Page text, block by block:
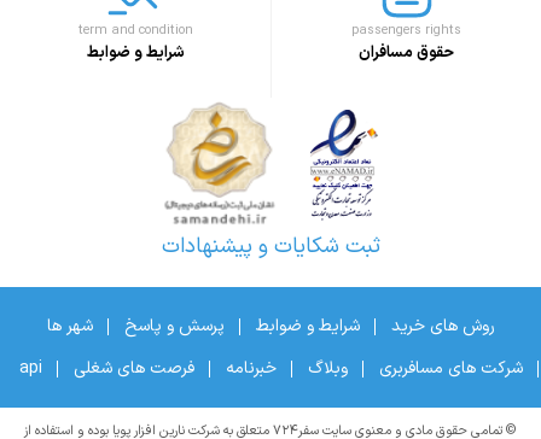
passengers rights
حقوق مسافران
term and condition
شرایط و ضوابط
ثبت شکایات و پیشنهادات
روش های خرید شرایط و ضوابط پرسش و پاسخ
شهر ها
شرکت های مسافربری
وبلاگ خبرنامه فرصت های شغلی api
© تمامی حقوق مادی و معنوی سایت سفر۷۲۴ متعلق به شرکت نارین افزار پویا بوده و استفاده از